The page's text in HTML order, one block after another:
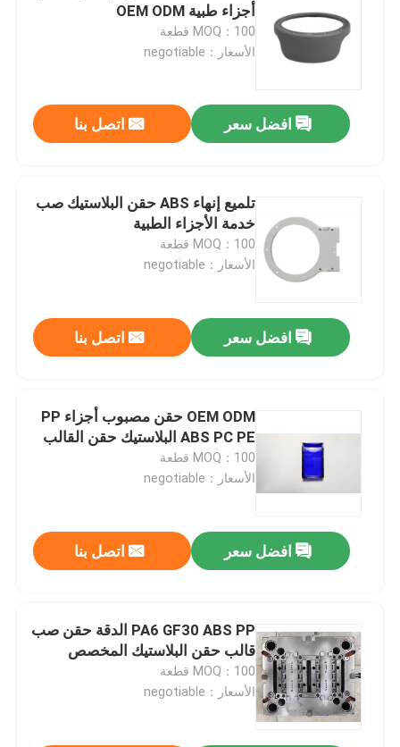
أجزاء طبية OEM ODM
MOQ：100 قطعة
الأسعار：negotiable
افضل سعر اتصل بنا
تلميع إنهاء ABS حقن البلاستيك صب
خدمة الأجزاء الطبية
MOQ：100 قطعة
الأسعار：negotiable
افضل سعر اتصل بنا
OEM ODM حقن مصبوب أجزاء PP
ABS PC PE البلاستيك حقن القالب
MOQ：100 قطعة
الأسعار：negotiable
افضل سعر اتصل بنا
PA6 GF30 ABS PP الدقة حقن صب
قالب حقن البلاستيك المخصص
MOQ：100 قطعة
الأسعار：negotiable